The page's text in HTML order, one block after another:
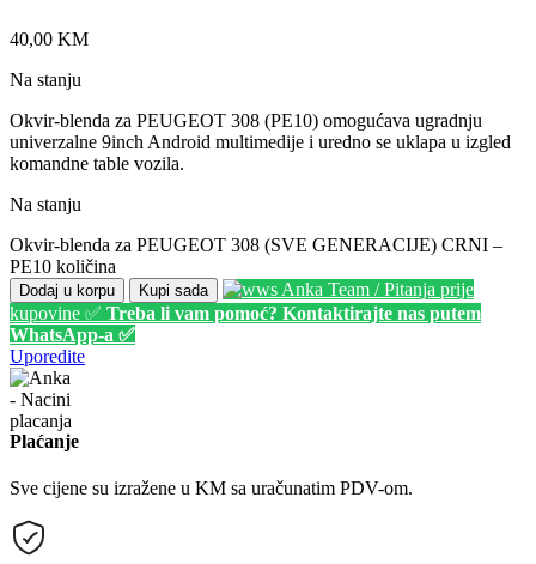
40,00 KM
Na stanju
Okvir-blenda za PEUGEOT 308 (PE10) omogućava ugradnju
univerzalne 9inch Android multimedije i uredno se uklapa u izgled
komandne table vozila.
Na stanju
Okvir-blenda za PEUGEOT 308 (SVE GENERACIJE) CRNI –
PE10 količina
Dodaj u korpu Kupi sada
Anka Team / Pitanja prije
kupovine ✅ Treba li vam pomoć? Kontaktirajte nas putem
WhatsApp-a ✅
Uporedite
Plaćanje
Sve cijene su izražene u KM sa uračunatim PDV-om.